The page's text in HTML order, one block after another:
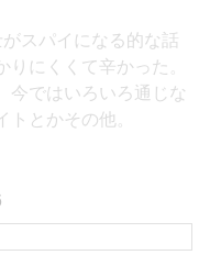
スパイになる的な話
にくくて辛かった。
今ではいろいろ通じな
トとかその他。